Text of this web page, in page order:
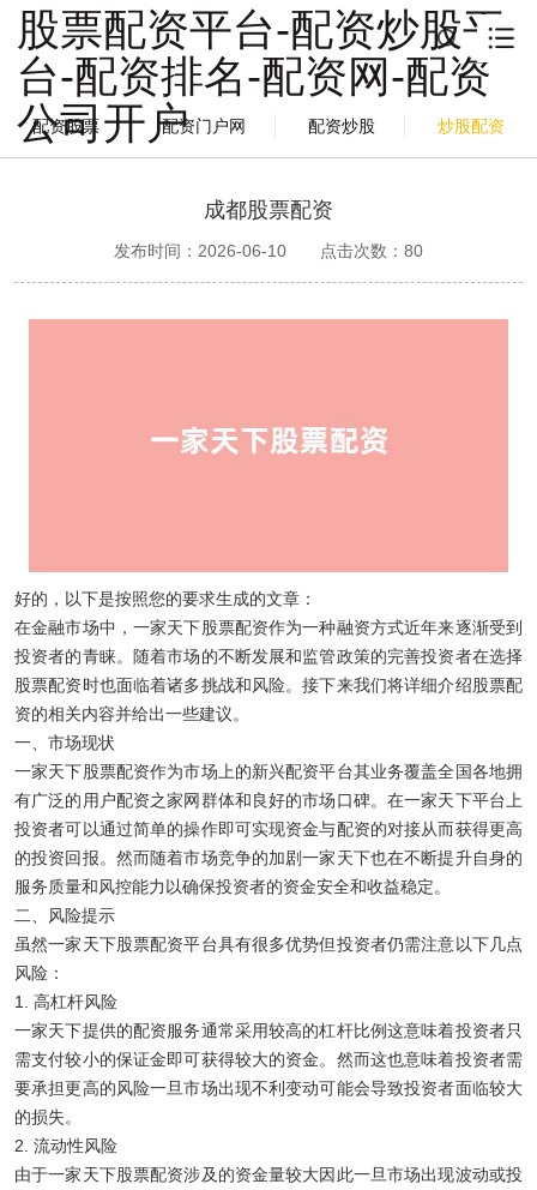
股票配资平台-配资炒股平
台-配资排名-配资网-配资
公司开户
配资股票 配资门户网 配资炒股 炒股配资
成都股票配资
发布时间：2026-06-10 点击次数： 80
好的，以下是按照您的要求生成的文章：
在金融市场中，一家天下股票配资作为一种融资方式近年来逐渐受到
投资者的青睐。随着市场的不断发展和监管政策的完善投资者在选择
股票配资时也面临着诸多挑战和风险。接下来我们将详细介绍股票配
资的相关内容并给出一些建议。
一、市场现状
一家天下股票配资作为市场上的新兴配资平台其业务覆盖全国各地拥
有广泛的用户配资之家网群体和良好的市场口碑。在一家天下平台上
投资者可以通过简单的操作即可实现资金与配资的对接从而获得更高
的投资回报。然而随着市场竞争的加剧一家天下也在不断提升自身的
服务质量和风控能力以确保投资者的资金安全和收益稳定。
二、风险提示
虽然一家天下股票配资平台具有很多优势但投资者仍需注意以下几点
风险：
1. 高杠杆风险
一家天下提供的配资服务通常采用较高的杠杆比例这意味着投资者只
需支付较小的保证金即可获得较大的资金。然而这也意味着投资者需
要承担更高的风险一旦市场出现不利变动可能会导致投资者面临较大
的损失。
2. 流动性风险
由于一家天下股票配资涉及的资金量较大因此一旦市场出现波动或投